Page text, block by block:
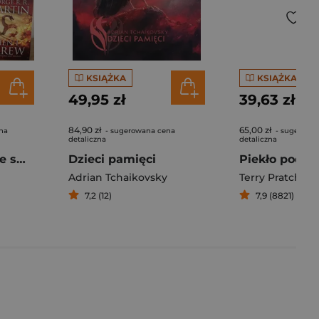
Pakiet Panowanie smoka / Ogień i krew. Tom 1-2
KSIĄŻKA
49,95 zł
84,90 zł - sugerowana cena
detaliczna
Dzieci pamięci
Adrian Tchaikovsky
7,2 (12)
KSIĄŻKA
39,63 zł
65,00 zł -
detaliczna
Piekło
Terry Pratchett
7,9 (8821)